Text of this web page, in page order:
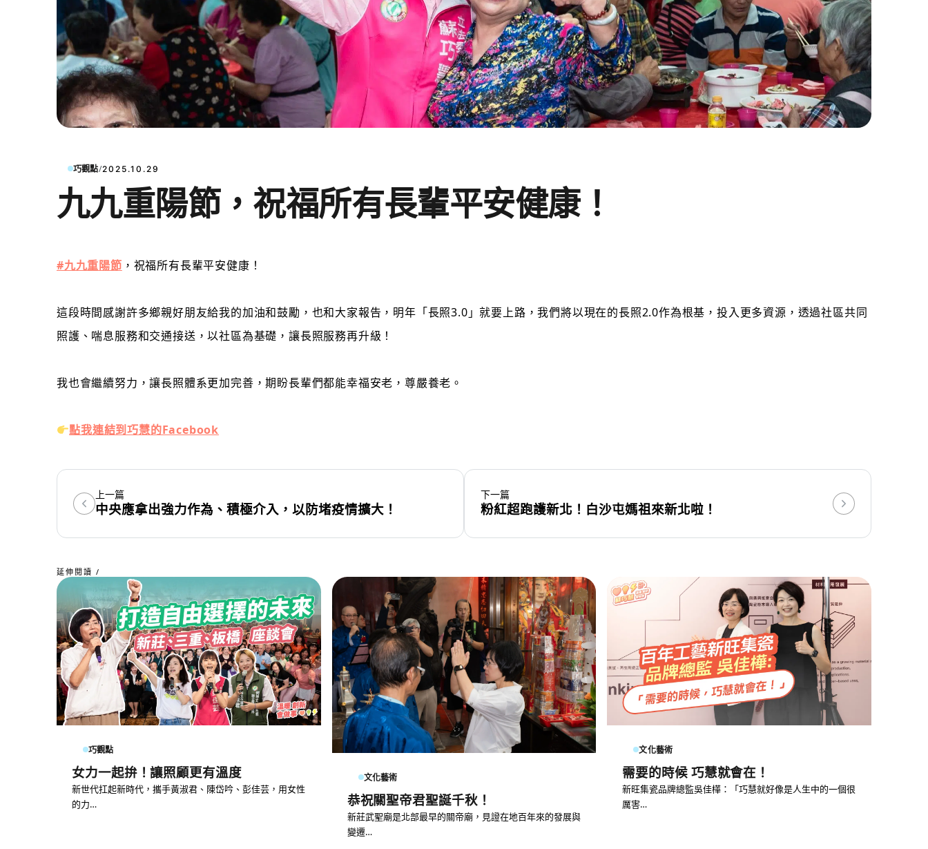
巧觀點/2025.10.29
九九重陽節，祝福所有長輩平安健康！
#九九重陽節 ，祝福所有長輩平安健康！
這段時間感謝許多鄉親好朋友給我的加油和鼓勵，也和大家報告，明年「長照3.0」就要上路，我們將以現在的長照2.0作為根基，投入更多資源，透過社區共同
照護、喘息服務和交通接送，以社區為基礎，讓長照服務再升級！
我也會繼續努力，讓長照體系更加完善，期盼長輩們都能幸福安老，尊嚴養老。
點我連結到巧慧的Facebook
上一篇
中央應拿出強力作為、積極介入，以防堵疫情擴大！
下一篇
粉紅超跑護新北！白沙屯媽祖來新北啦！
延伸閱讀 /
巧觀點
女力一起拚！讓照顧更有溫度
新世代扛起新時代，攜手黃淑君、陳岱吟、彭佳芸，用女性
的力…
文化藝術
恭祝關聖帝君聖誕千秋！
新莊武聖廟是北部最早的關帝廟，見證在地百年來的發展與
變遷…
文化藝術
需要的時候 巧慧就會在！
新旺集瓷品牌總監吳佳樺：「巧慧就好像是人生中的一個很
厲害…